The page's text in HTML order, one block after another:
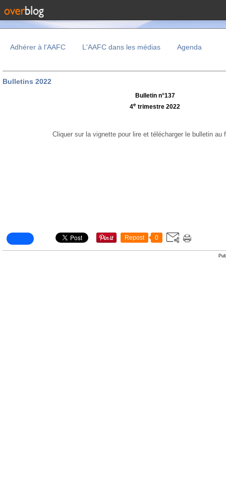
Adhérer à l'AAFC L'AAFC dans les médias Agenda
Bulletins 2022
Bulletin n°137
4e trimestre 2022
Cliquer sur la vignette pour lire et télécharger le bulletin au
Repost 0